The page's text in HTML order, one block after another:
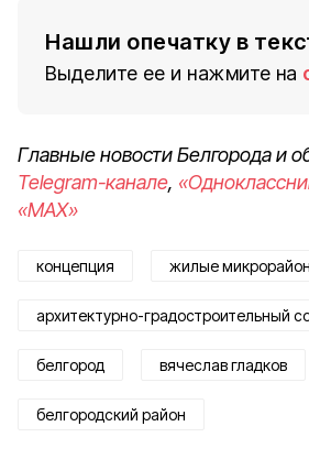
Нашли опечатку в
Выделите ее и нажмите на
Главные новости Белгорода и
Telegram-канале,
«MAX»
концепция жилые
архитектурно-градостроительный
белгород вячеслав гладков
белгородский район